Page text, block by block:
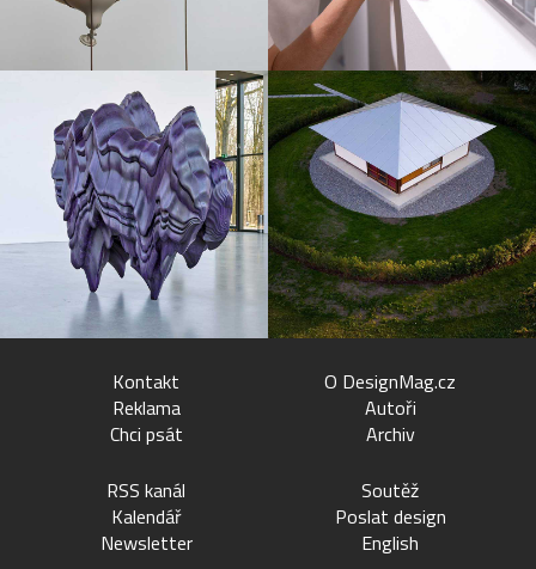
Kontakt
Reklama
Chci psát
O DesignMag.cz
Autoři
Archiv
RSS kanál
Kalendář
Newsletter
Soutěž
Poslat design
English